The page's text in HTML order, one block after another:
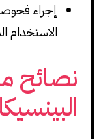
إجراء
الاستخدام
نصائح